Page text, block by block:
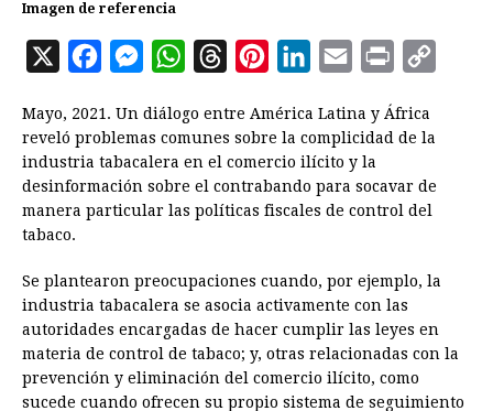
Imagen de referencia
X
c
e
b
o
k
M
s
s
e
n
e
W
a
t
s
A
p
r
e
a
d
n
t
e
r
s
n
k
e
d
n
a
i
l
i
t
k
Mayo, 2021. Un diálogo entre América Latina y África
reveló problemas comunes sobre la complicidad de la
industria tabacalera en el comercio ilícito y la
desinformación sobre el contrabando para socavar de
manera particular las políticas fiscales de control del
tabaco.
Se plantearon preocupaciones cuando, por ejemplo, la
industria tabacalera se asocia activamente con las
autoridades encargadas de hacer cumplir las leyes en
materia de control de tabaco; y, otras relacionadas con la
prevención y eliminación del comercio ilícito, como
sucede cuando ofrecen su propio sistema de seguimiento